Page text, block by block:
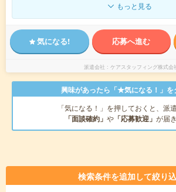
もっと見る
気になる! 応募へ進む
派遣会社 ケアスタッフィング株式会
興味があったら「★気になる！」を
「気になる！」を押しておくと、派
「面談確約」 や 「応募歓迎」 が届
検索条件を追加して絞り